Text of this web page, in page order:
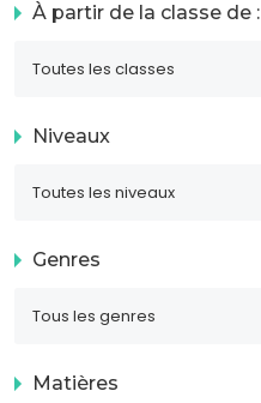
À partir de la classe de :
Niveaux
Genres
Matières